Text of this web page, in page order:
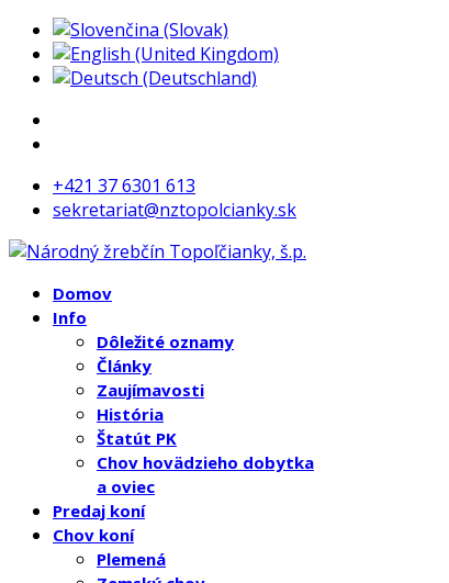
+421 37 6301 613
sekretariat@nztopolcianky.sk
Domov
Info
Dôležité oznamy
Články
Zaujímavosti
História
Štatút PK
Chov hovädzieho dobytka
a oviec
Predaj koní
Chov koní
Plemená